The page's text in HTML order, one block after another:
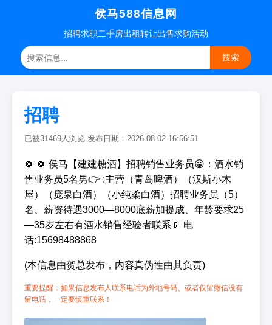
侯马588信息网
招聘求职二手房出租转让出售求购活动
搜索
招聘
已被31469人浏览 发布日期：2026-08-02 16:56:51
🍀 🍀 侯马【建建糖酒】招聘销售业务员😀：酒水销
售业务员5名男👉 :主营（青岛啤酒）（汉斯小木
屋）（庞泉白酒）（小纯柔白酒）招聘业务员（5）
名、薪资待遇3000—8000底薪加提成、年龄要求25
—35岁左右有酒水销售经验者联系📱 电
话:15698488868
(本信息由贺总发布，内容真伪性由其负责)
重要提醒：如果信息发布人联系电话为外地号码、或者仅留微信没有
留电话，一定要慎重联系！